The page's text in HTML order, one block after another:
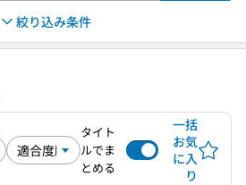
絞り込み条件
タイト
ルでま
とめる
一括
お気
に入
り